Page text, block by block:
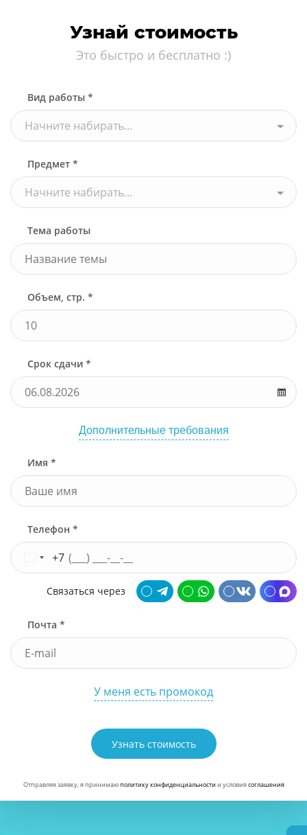
Узнай стоимость
Это быстро и бесплатно :)
Вид работы *
Начните набирать...
Предмет *
Начните набирать...
Тема работы
Объем, стр. *
Срок сдачи *
Дополнительные требования
Имя *
Телефон *
+7
Связаться через
Почта *
У меня есть промокод
Узнать стоимость
Отправляя заявку, я принимаюполитику конфиденциальности и условиясоглашения